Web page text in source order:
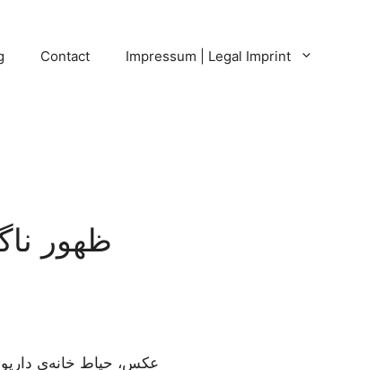
Contact Impressum | Legal Imprint
ظهور